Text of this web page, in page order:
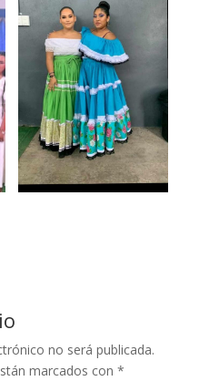
no será publicada.
marcados con *